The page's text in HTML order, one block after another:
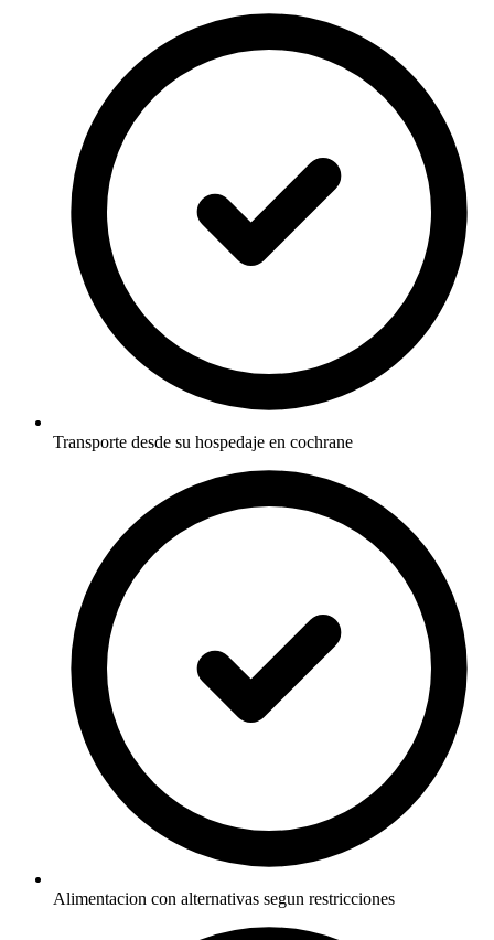
Transporte desde su hospedaje en cochrane
Alimentacion con alternativas segun restricciones